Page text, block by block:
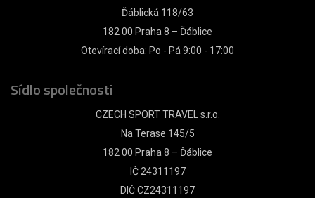
Ďáblická 118/63
182 00 Praha 8 – Ďáblice
Otevírací doba: Po - Pá 9:00 - 17:00
Sídlo společnosti
CZECH SPORT TRAVEL s.r.o.
Na Terase 145/5
182 00 Praha 8 – Ďáblice
IČ 24311197
DIČ CZ24311197